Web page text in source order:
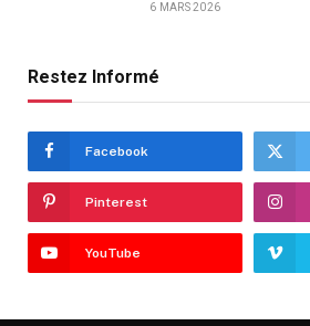
6 MARS 2026
Restez Informé
Facebook
Pinterest
YouTube